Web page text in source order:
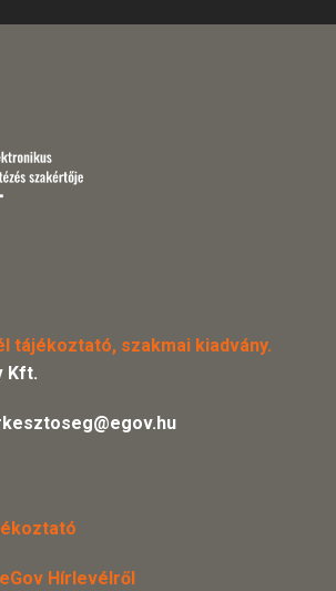
tájékoztató, szakmai kiadvány.
Kft.
Hírlevélről